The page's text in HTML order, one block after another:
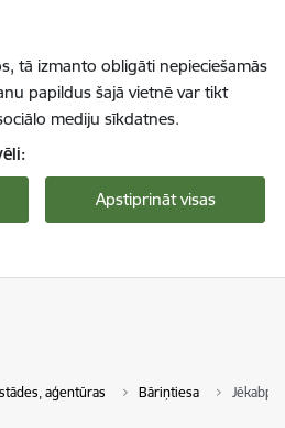
tā izmanto obligāti nepieciešamās
papildus šajā vietnē var tikt
mediju sīkdatnes.
Apstiprināt visas
aģentūras Bāriņtiesa